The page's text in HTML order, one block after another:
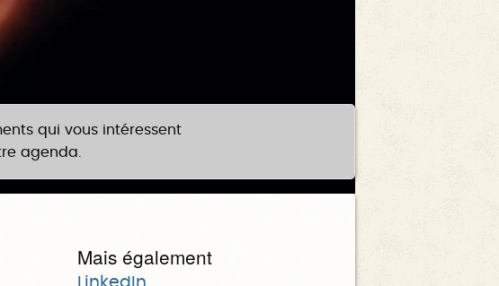
qui vous intéressent
agenda.
Mais également